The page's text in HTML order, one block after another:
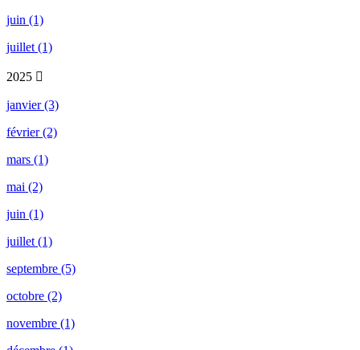
juin (1)
juillet (1)
2025
janvier (3)
février (2)
mars (1)
mai (2)
juin (1)
juillet (1)
septembre (5)
octobre (2)
novembre (1)